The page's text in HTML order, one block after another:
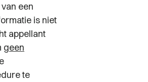
een
is niet
appellant
geen
te